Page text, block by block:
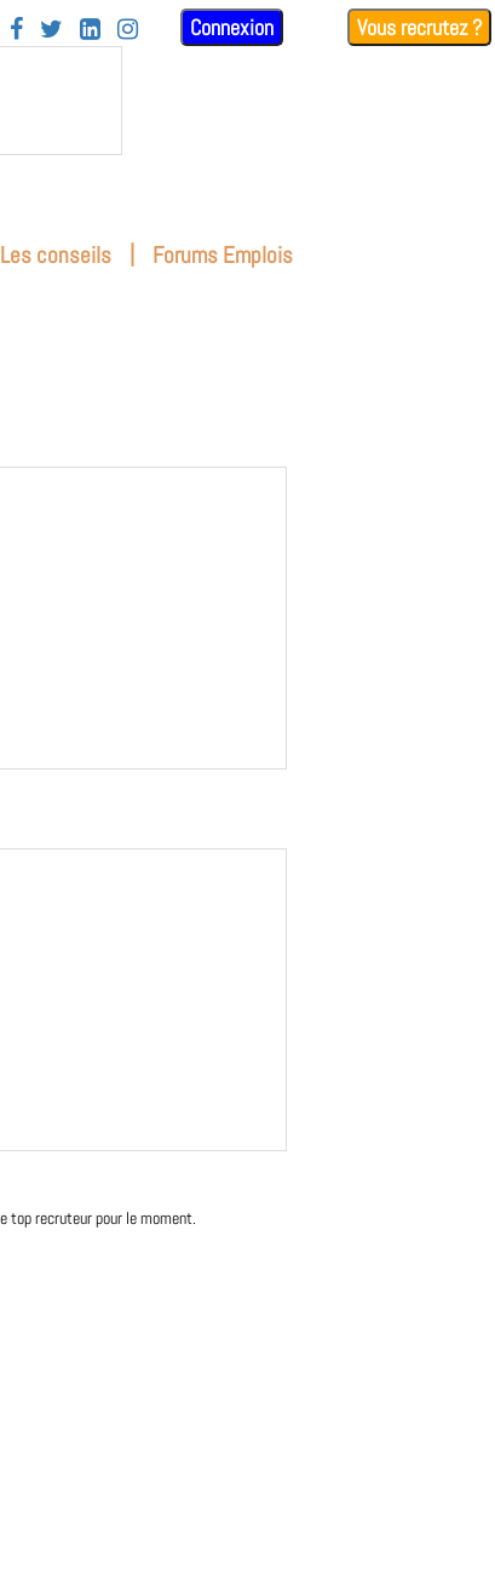
    Connexion Vous recrutez ?
Les conseils | Forums Emplois
top recruteur pour le moment.